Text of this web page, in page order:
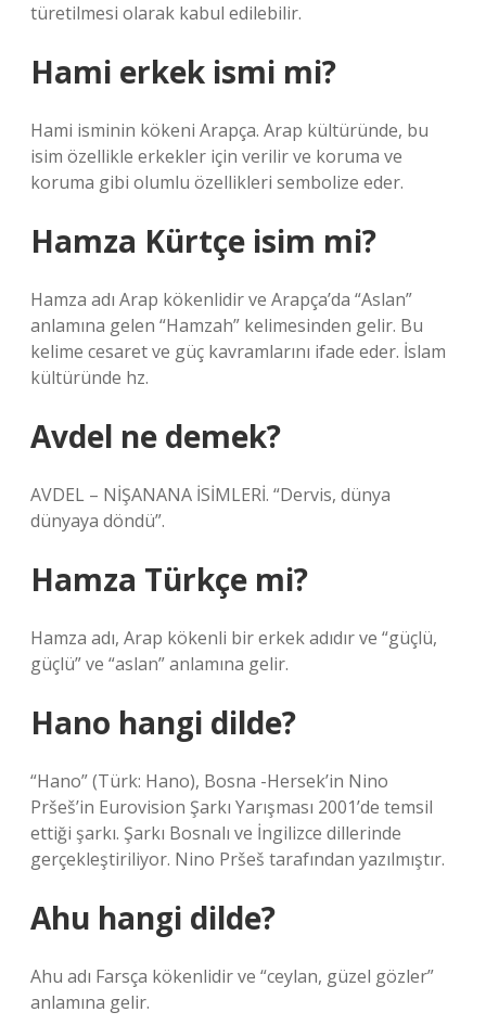
türetilmesi olarak kabul edilebilir.
Hami erkek ismi mi?
Hami isminin kökeni Arapça. Arap kültüründe, bu
isim özellikle erkekler için verilir ve koruma ve
koruma gibi olumlu özellikleri sembolize eder.
Hamza Kürtçe isim mi?
Hamza adı Arap kökenlidir ve Arapça’da “Aslan”
anlamına gelen “Hamzah” kelimesinden gelir. Bu
kelime cesaret ve güç kavramlarını ifade eder. İslam
kültüründe hz.
Avdel ne demek?
AVDEL – NİŞANANA İSİMLERİ. “Dervis, dünya
dünyaya döndü”.
Hamza Türkçe mi?
Hamza adı, Arap kökenli bir erkek adıdır ve “güçlü,
güçlü” ve “aslan” anlamına gelir.
Hano hangi dilde?
“Hano” (Türk: Hano), Bosna -Hersek’in Nino
Pršeš’in Eurovision Şarkı Yarışması 2001’de temsil
ettiği şarkı. Şarkı Bosnalı ve İngilizce dillerinde
gerçekleştiriliyor. Nino Pršeš tarafından yazılmıştır.
Ahu hangi dilde?
Ahu adı Farsça kökenlidir ve “ceylan, güzel gözler”
anlamına gelir.